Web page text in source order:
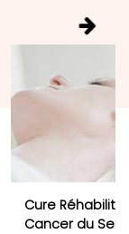
Cure
Cancer du Sein